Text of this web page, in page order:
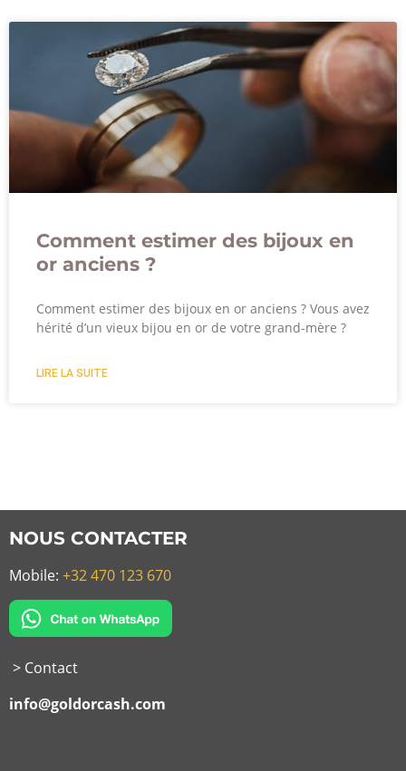
Comment estimer des bijoux en
or anciens ?
Comment estimer des bijoux en or anciens ? Vous avez
hérité d’un vieux bijou en or de votre grand-mère ?
LIRE LA SUITE
NOUS CONTACTER
Mobile: +32 470 123 670
> Contact
info@goldorcash.com